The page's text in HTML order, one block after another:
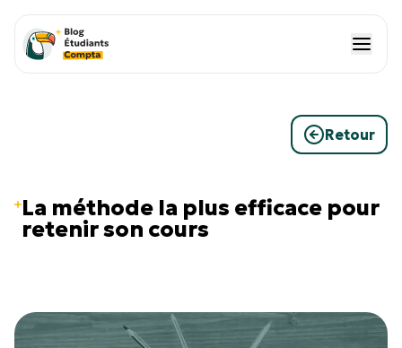
Retour
La méthode la plus efficace pour
retenir son cours